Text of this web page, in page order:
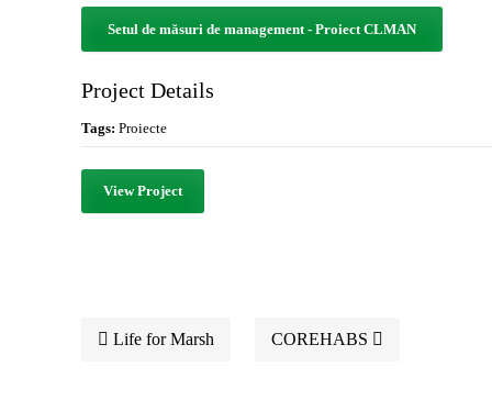
Setul de măsuri de management - Proiect CLMAN
Project Details
Tags: Proiecte
View Project
COREHABS
Life for Marsh